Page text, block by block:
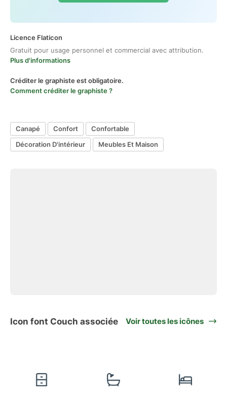
Licence Flaticon
Gratuit pour usage personnel et commercial avec attribution.
Plus d'informations
Créditer le graphiste est obligatoire.
Comment créditer le graphiste ?
Canapé Confort
Confortable
Décoration D'intérieur
Meubles Et Maison
Icon font Couch associée Voir toutes les icônes